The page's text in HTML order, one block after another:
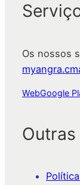
Os nossos
WebGoogle